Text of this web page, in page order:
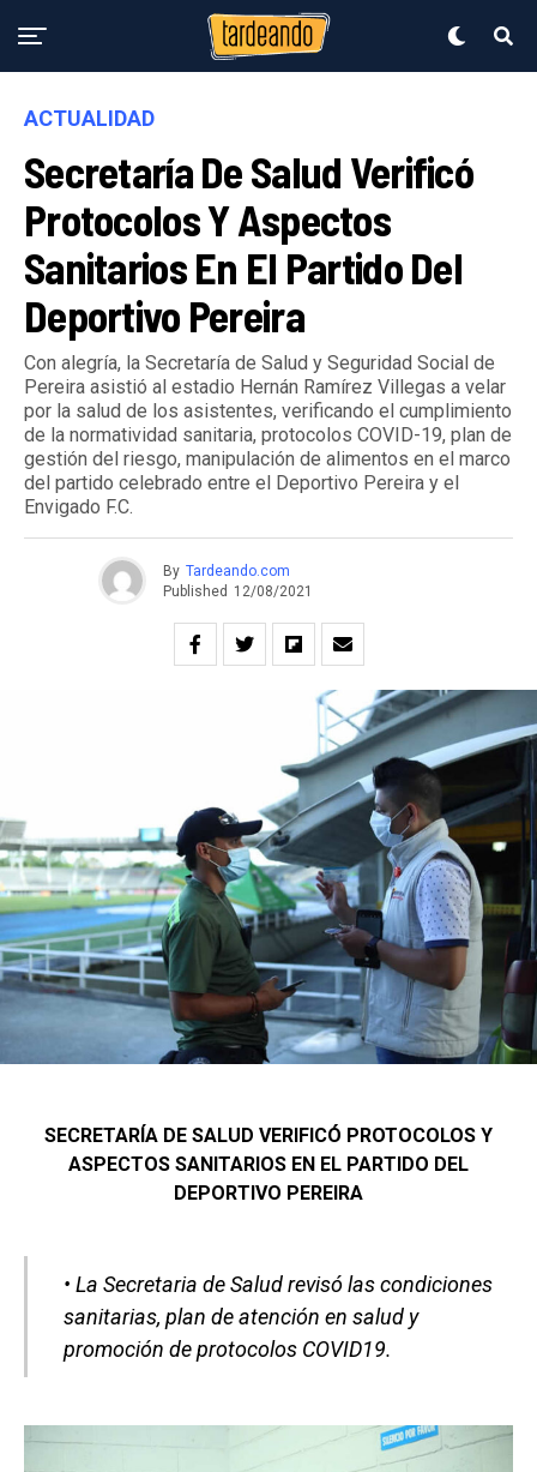
ACTUALIDAD
Secretaría De Salud Verificó
Protocolos Y Aspectos
Sanitarios En El Partido Del
Deportivo Pereira
Con alegría, la Secretaría de Salud y Seguridad Social de
Pereira asistió al estadio Hernán Ramírez Villegas a velar
por la salud de los asistentes, verificando el cumplimiento
de la normatividad sanitaria, protocolos COVID-19, plan de
gestión del riesgo, manipulación de alimentos en el marco
del partido celebrado entre el Deportivo Pereira y el
Envigado F.C.
By Tardeando.com
Published 12/08/2021
SECRETARÍA DE SALUD VERIFICÓ PROTOCOLOS Y
ASPECTOS SANITARIOS EN EL PARTIDO DEL
DEPORTIVO PEREIRA
• La Secretaria de Salud revisó las condiciones
sanitarias, plan de atención en salud y
promoción de protocolos COVID19.